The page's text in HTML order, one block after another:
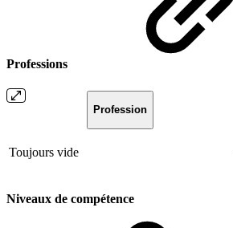
Professions
Profession
Toujours vide
Niveaux de compétence